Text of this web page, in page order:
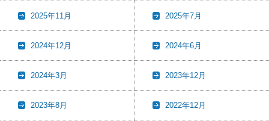
2025年11月 2025年7月
2024年12月 2024年6月
2024年3月 2023年12月
2023年8月 2022年12月